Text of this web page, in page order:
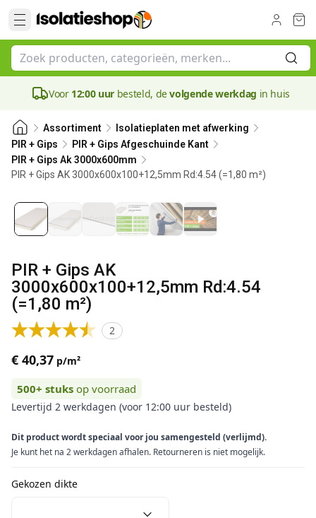
Voor 12:00 uur besteld, devolgende werkdag in huis
Assortiment
Isolatieplaten met afwerking
PIR + Gips
PIR + Gips Afgeschuinde Kant
PIR + Gips Ak 3000x600mm
PIR + Gips AK 3000x600x100+12,5mm Rd:4.54 (=1,80 m²)
100 mm
PIR + Gips AK
3000x600x100+12,5mm Rd:4.54
(=1,80 m²)
2
€ 40,37 p/m²
500+ stuks op voorraad
Levertijd 2 werkdagen (voor 12:00 uur besteld)
Dit product wordt speciaal voor jou samengesteld (verlijmd).
Je kunt het na 2 werkdagen afhalen. Retourneren is niet mogelijk.
Gekozen dikte